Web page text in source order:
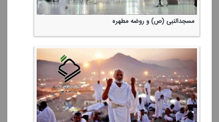
مسجدالنبی (ص) و روضه مطهره